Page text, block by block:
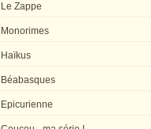
Le Zappe
Monorimes
Haïkus
Béabasques
Epicurienne